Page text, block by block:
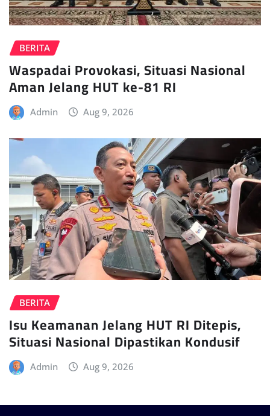
BERITA
Waspadai Provokasi, Situasi Nasional
Aman Jelang HUT ke-81 RI
Admin Aug 9, 2026
BERITA
Isu Keamanan Jelang HUT RI Ditepis,
Situasi Nasional Dipastikan Kondusif
Admin Aug 9, 2026